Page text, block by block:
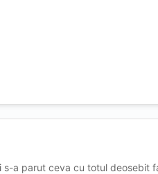
s-a parut ceva cu totul deosebit